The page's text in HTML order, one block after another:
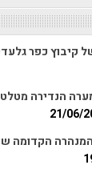
קיבוץ כפר
הנדירה
21/06/
הקדומה